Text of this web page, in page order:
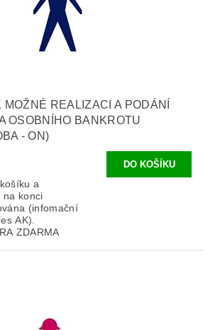
MOŽNÉ REALIZACI A PODÁNÍ
OSOBNÍHO BANKROTU
- ON)
a
na konci
(infomační
AK).
ZDARMA